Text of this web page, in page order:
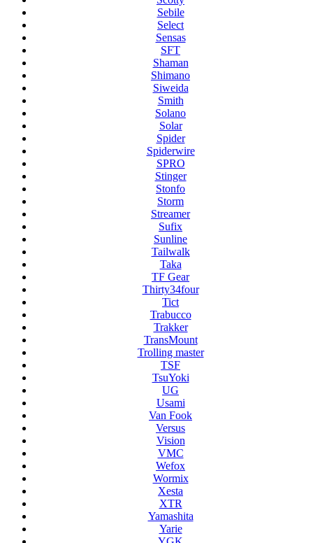
Sebile
Select
Sensas
SFT
Shaman
Shimano
Siweida
Smith
Solano
Solar
Spider
Spiderwire
SPRO
Stinger
Stonfo
Storm
Streamer
Sufix
Sunline
Tailwalk
Taka
TF Gear
Thirty34four
Tict
Trabucco
Trakker
TransMount
Trolling master
TSF
TsuYoki
UG
Usami
Van Fook
Versus
Vision
VMC
Wefox
Wormix
Xesta
XTR
Yamashita
Yarie